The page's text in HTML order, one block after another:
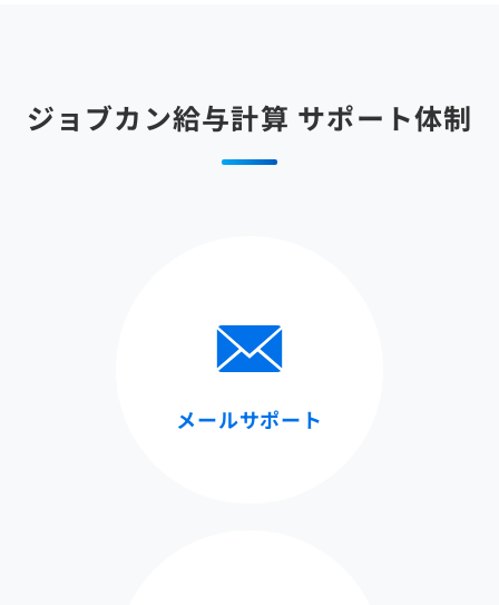
ジョブカン給与計算 サポート体制
メールサポート